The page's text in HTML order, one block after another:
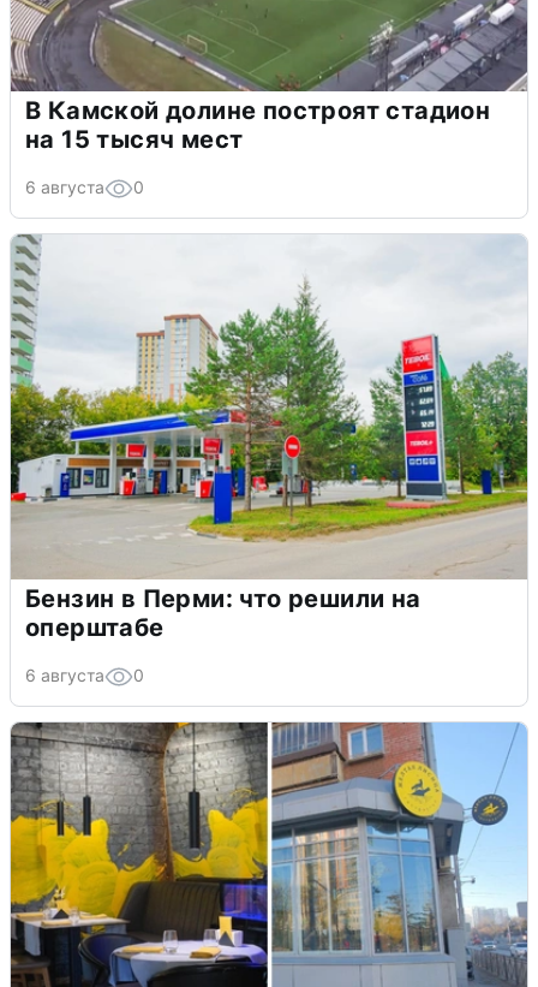
В Камской долине построят стадион
на 15 тысяч мест
6 августа 0
Бензин в Перми: что решили на
оперштабе
6 августа 0